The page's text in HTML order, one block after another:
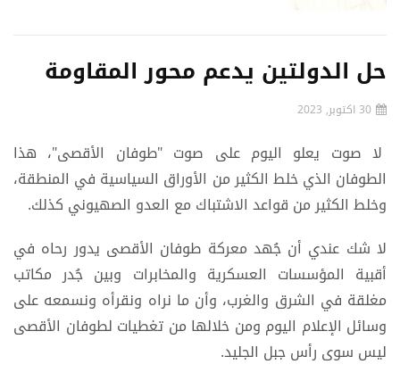
حل الدولتين يدعم محور المقاومة
30 اكتوبر, 2023
لا صوت يعلو اليوم على صوت "طوفان الأقصى"، هذا
الطوفان الذي خلط الكثير من الأوراق السياسية في المنطقة،
وخلط الكثير من قواعد الاشتباك مع العدو الصهيوني كذلك.
لا شك عندي أن جُهد معركة طوفان الأقصى يدور رحاه في
أقبية المؤسسات العسكرية والمخابرات وبين جُدر مكاتب
مغلقة في الشرق والغرب، وأن ما نراه ونقرأه ونسمعه على
وسائل الإعلام اليوم ومن خلالها من تغطيات لطوفان الأقصى
ليس سوى رأس جبل الجليد.